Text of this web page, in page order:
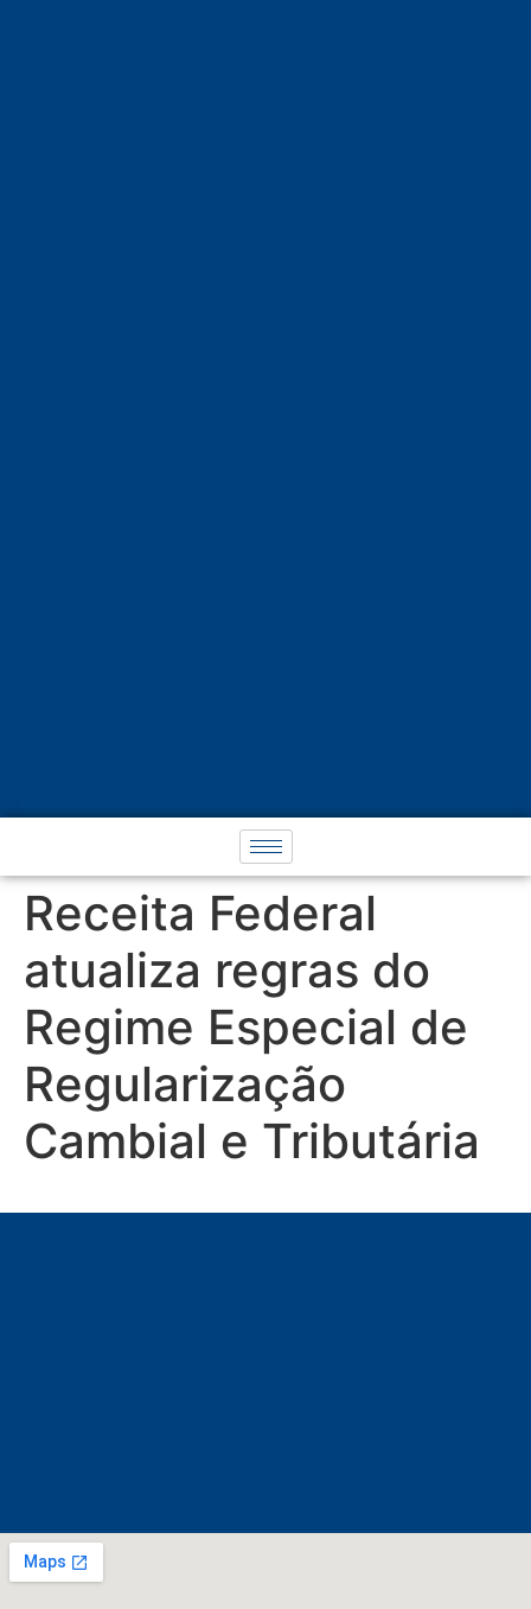
Receita Federal
atualiza regras do
Regime Especial de
Regularização
Cambial e Tributária